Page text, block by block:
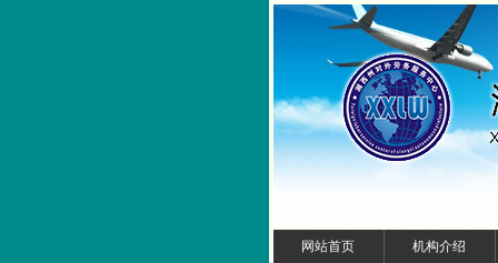
网站首页 机构介绍